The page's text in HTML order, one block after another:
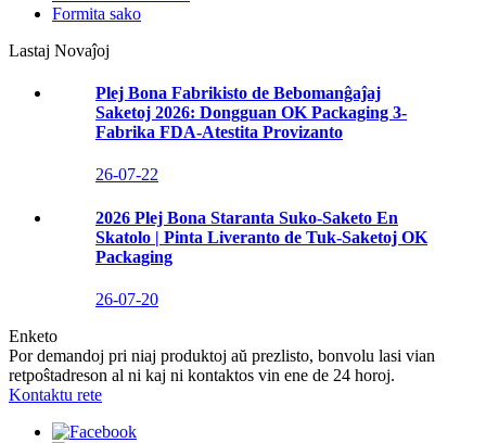
Formita sako
Lastaj Novaĵoj
Plej Bona Fabrikisto de Bebomanĝaĵaj
Saketoj 2026: Dongguan OK Packaging 3-
Fabrika FDA-Atestita Provizanto
26-07-22
2026 Plej Bona Staranta Suko-Saketo En
Skatolo | Pinta Liveranto de Tuk-Saketoj OK
Packaging
26-07-20
Enketo
Por demandoj pri niaj produktoj aŭ prezlisto, bonvolu lasi vian
retpoŝtadreson al ni kaj ni kontaktos vin ene de 24 horoj.
Kontaktu rete